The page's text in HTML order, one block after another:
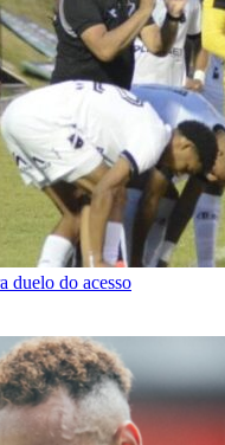
duelo do acesso